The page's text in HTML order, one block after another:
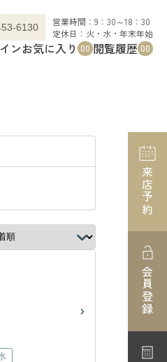
6130
営業時間：9：30～18：30
定休日：火・水・年末年始
ンお気に入り 00 閲覧履歴 00
来店予約
会員登録